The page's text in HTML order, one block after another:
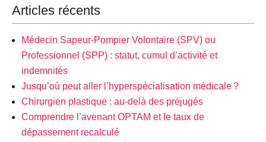
Articles récents
Médecin Sapeur-Pompier Volontaire (SPV) ou
Professionnel (SPP) : statut, cumul d’activité et
indemnités
Jusqu’où peut aller l’hyperspécialisation médicale ?
Chirurgien plastique : au-delà des préjugés
Comprendre l’avenant OPTAM et le taux de
dépassement recalculé